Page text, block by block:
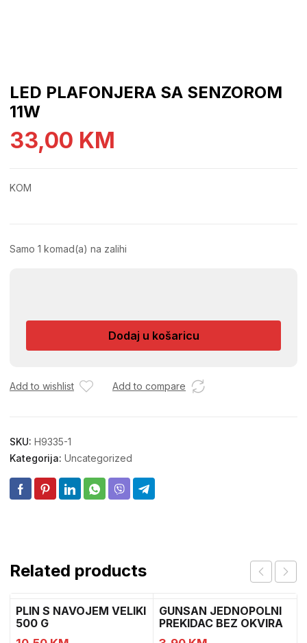
LED PLAFONJERA SA SENZOROM
11W
33,00 KM
KOM
Samo 1 komad(a) na zalihi
SA
11W
Dodaj u košaricu
Add to wishlist Add to compare
SKU: H9335-1
Kategorija: Uncategorized
Related products
PLIN S NAVOJEM VELIKI
500 G
GUNSAN JEDNOPOLNI
PREKIDAC BEZ OKVIRA
11